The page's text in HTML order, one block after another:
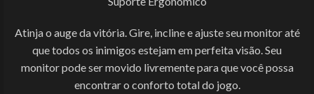
Atinja o auge da vitória. Gire, incline e ajuste seu monitor até
que todos os inimigos estejam em perfeita visão. Seu
monitor pode ser movido livremente para que você possa
encontrar o conforto total do jogo.